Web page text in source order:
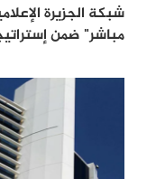
شبكة الجزيرة
مباشر" ضمن